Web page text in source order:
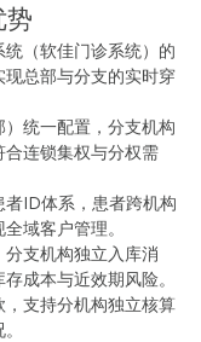
统（软佳门诊系统）的
总部与分支的实时穿
统一配置，分支机构
连锁集权与分权需
ID体系，患者跨机构
域客户管理。
支机构独立入库消
成本与近效期风险。
支持分机构独立核算